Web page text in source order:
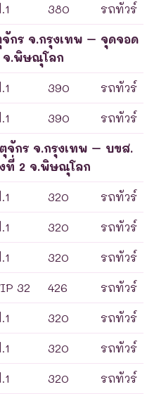
380 รถทัวร์
กร จ.กรุงเทพ – จุดจอด
จ.พิษณุโลก
390 รถทัวร์
390 รถทัวร์
จักร จ.กรุงเทพ – บขส.
ที่ 2 จ.พิษณุโลก
320 รถทัวร์
320 รถทัวร์
320 รถทัวร์
32 426 รถทัวร์
320 รถทัวร์
320 รถทัวร์
320 รถทัวร์